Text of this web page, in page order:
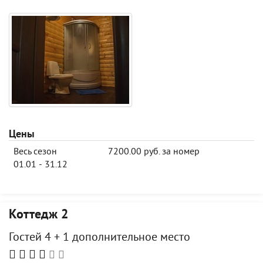
Цены
Весь сезон
01.01 - 31.12
7200.00 руб. за номер
Коттедж 2
Гостей 4 + 1 дополнительное место